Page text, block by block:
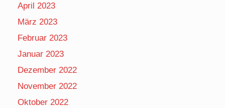
April 2023
März 2023
Februar 2023
Januar 2023
Dezember 2022
November 2022
Oktober 2022